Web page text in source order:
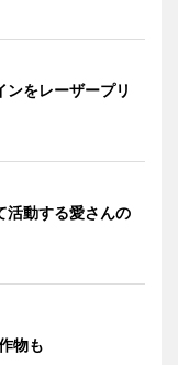
ンをレーザープリ
活動する愛さんの
物も